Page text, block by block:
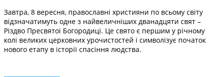
Завтра, 8 вересня, православні християни по всьому світу
відзначатимуть одне з найвеличніших дванадцяти свят –
Різдво Пресвятої Богородиці. Це свято є першим у річному
колі великих церковних урочистостей і символізує початок
нового етапу в історії спасіння людства.